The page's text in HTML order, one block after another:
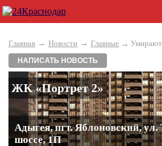
Главная → Новости → Главные → Умирают
НАПИСАТЬ НОВОСТЬ
ЖК «Портрет 2»
Адыгея, пгт. Яблоновский, ул.
шоссе, 1П